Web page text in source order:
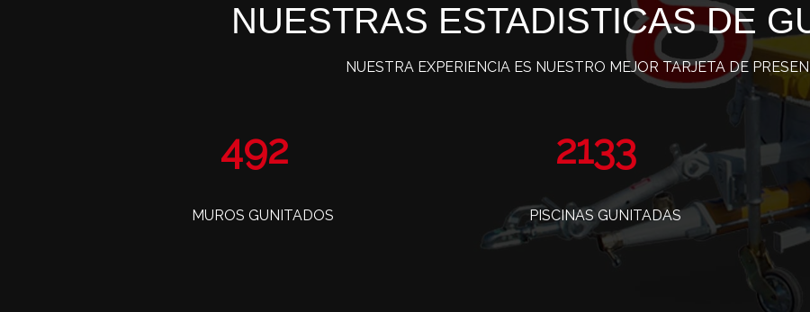
NUESTRAS ESTADISTICAS DE
NUESTRA EXPERIENCIA ES NUESTRO MEJOR TARJETA DE
809
MUROS GUNITADOS
3508
PISCINAS GUNITADAS